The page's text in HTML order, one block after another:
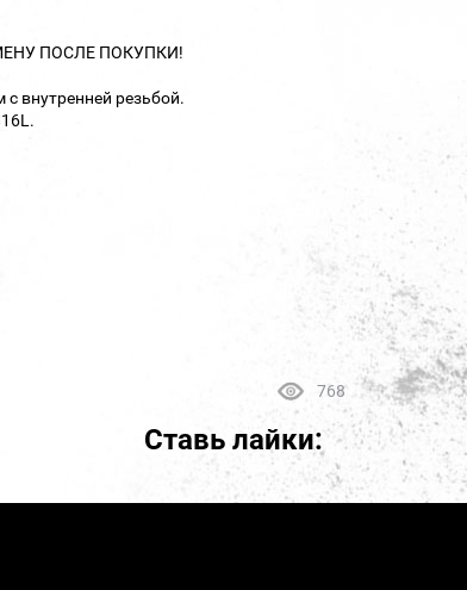
ПОСЛЕ ПОКУПКИ!
внутренней резьбой.
768
Ставь лайки: